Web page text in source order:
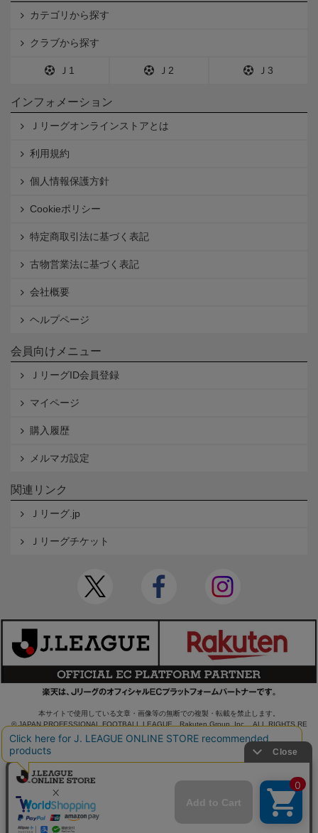
カテゴリから探す
クラブから探す
Ｊ1 Ｊ2 Ｊ3
インフォメーション
Ｊリーグオンラインストアとは
利用規約
個人情報保護方針
Cookieポリシー
特定商取引法に基づく表記
古物営業法に基づく表記
会社概要
ヘルプページ
会員向けメニュー
ＪリーグID会員登録
マイページ
購入履歴
メルマガ設定
関連リンク
Ｊリーグ.jp
Ｊリーグチケット
本サイトで使用している文章・画像等の無断での複製・転載を禁止します。
© JAPAN PROFESSIONAL FOOTBALL LEAGUE Rakuten Group, Inc. ALL RIGHTS RE
SERVED.